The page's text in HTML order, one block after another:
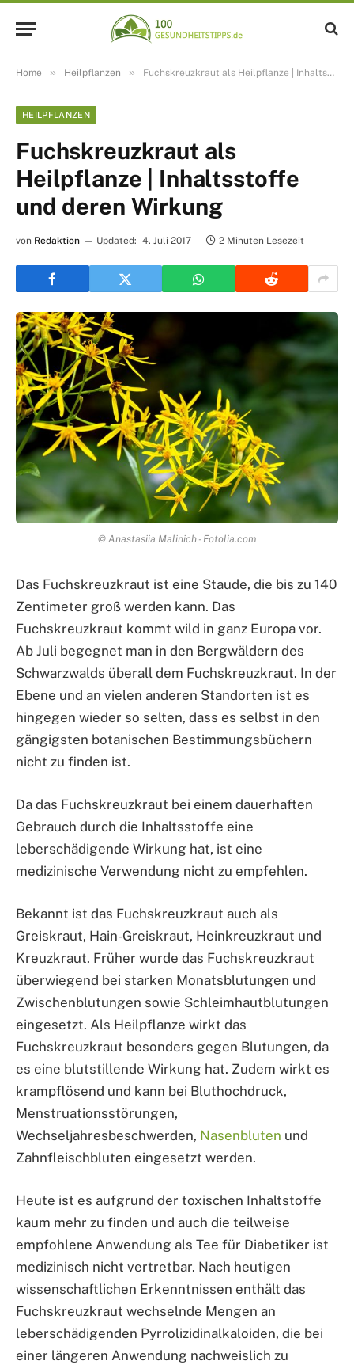
Home » Heilpflanzen » Fuchskreuzkraut als Heilpflanze | Inhaltsstoffe und deren Wirkung
HEILPFLANZEN
Fuchskreuzkraut als
Heilpflanze | Inhaltsstoffe
und deren Wirkung
von Redaktion Updated: 4. Juli 2017 2 Minuten Lesezeit
© Anastasiia Malinich - Fotolia.com
Das Fuchskreuzkraut ist eine Staude, die bis zu 140
Zentimeter groß werden kann. Das
Fuchskreuzkraut kommt wild in ganz Europa vor.
Ab Juli begegnet man in den Bergwäldern des
Schwarzwalds überall dem Fuchskreuzkraut. In der
Ebene und an vielen anderen Standorten ist es
hingegen wieder so selten, dass es selbst in den
gängigsten botanischen Bestimmungsbüchern
nicht zu finden ist.
Da das Fuchskreuzkraut bei einem dauerhaften
Gebrauch durch die Inhaltsstoffe eine
leberschädigende Wirkung hat, ist eine
medizinische Verwendung nicht zu empfehlen.
Bekannt ist das Fuchskreuzkraut auch als
Greiskraut, Hain-Greiskraut, Heinkreuzkraut und
Kreuzkraut. Früher wurde das Fuchskreuzkraut
überwiegend bei starken Monatsblutungen und
Zwischenblutungen sowie Schleimhautblutungen
eingesetzt. Als Heilpflanze wirkt das
Fuchskreuzkraut besonders gegen Blutungen, da
es eine blutstillende Wirkung hat. Zudem wirkt es
krampflösend und kann bei Bluthochdruck,
Menstruationsstörungen,
Wechseljahresbeschwerden, Nasenbluten und
Zahnfleischbluten eingesetzt werden.
Heute ist es aufgrund der toxischen Inhaltstoffe
kaum mehr zu finden und auch die teilweise
empfohlene Anwendung als Tee für Diabetiker ist
medizinisch nicht vertretbar. Nach heutigen
wissenschaftlichen Erkenntnissen enthält das
Fuchskreuzkraut wechselnde Mengen an
leberschädigenden Pyrrolizidinalkaloiden, die bei
einer längeren Anwendung nachweislich zu